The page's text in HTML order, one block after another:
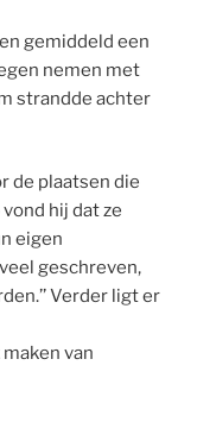
gemiddeld een
nemen met
strandde achter
de plaatsen die
hij dat ze
eigen
geschreven,
Verder ligt er
van